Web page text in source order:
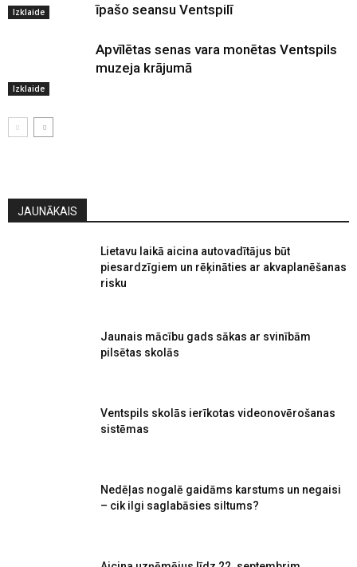
Izklaide
īpašo seansu Ventspilī
Izklaide
Apvīlētas senas vara monētas Ventspils
muzeja krājumā
JAUNĀKAIS
Lietavu laikā aicina autovadītājus būt
piesardzīgiem un rēķināties ar akvaplanēšanas
risku
Jaunais mācību gads sākas ar svinībām
pilsētas skolās
Ventspils skolās ierīkotas videonovērošanas
sistēmas
Nedēļas nogalē gaidāms karstums un negaisi
– cik ilgi saglabāsies siltums?